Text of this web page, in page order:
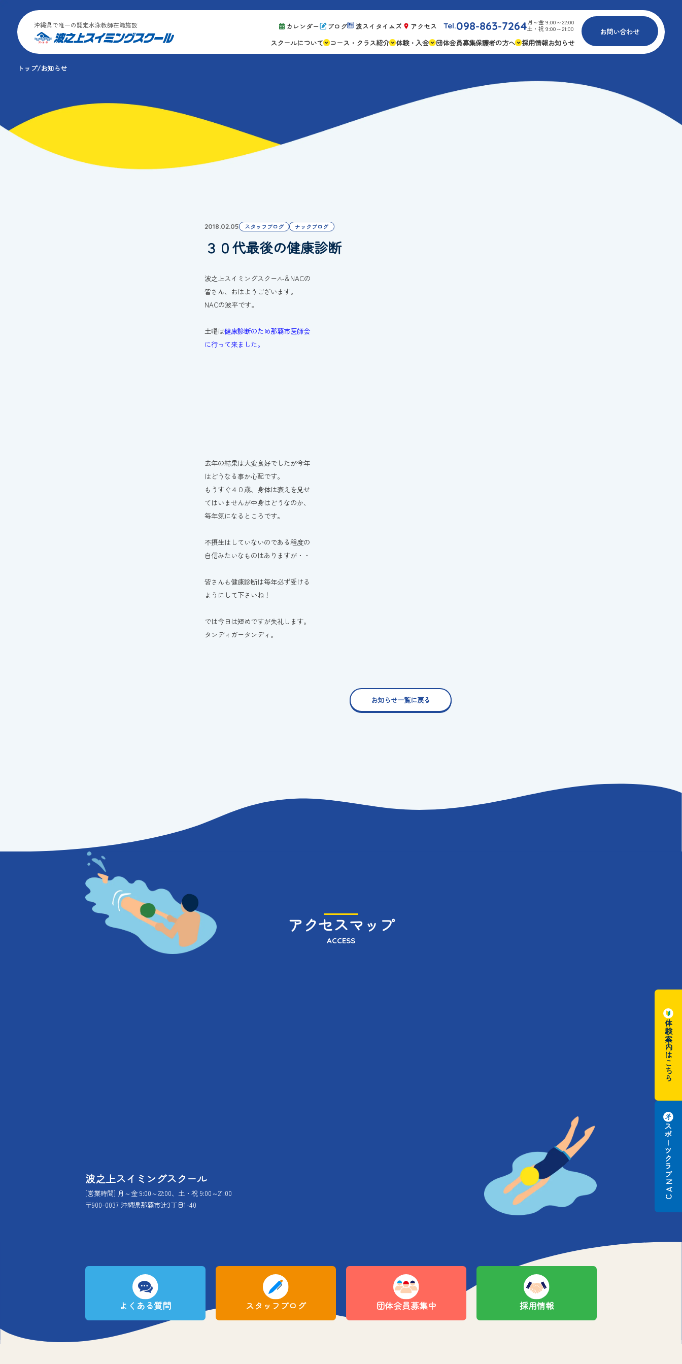
沖縄県で唯一の認定水泳教師在籍施設 カレンダー ブログ 波スイタイムズ アクセス Tel.098-863-7264月～金 9:00～22:00
土・祝 9:00～21:00
お問い合わせ
スクールについて
コース・クラス紹介 体験・入会
キャンペーン情報
よくある質問
団体会員募集保護者の方へ
ゴールデンエイジ
採用情報お知らせ
トップ お知らせ
2018.02.05 スタッフブログ ナックブログ
３０代最後の健康診断
波之上スイミングスクール＆NACの
皆さん、おはようございます。
NACの波平です。
土曜は健康診断のため那覇市医師会
に行って来ました。
去年の結果は大変良好でしたが今年
はどうなる事か心配です。
もうすぐ４０歳、身体は衰えを見せ
てはいませんが中身はどうなのか、
毎年気になるところです。
不摂生はしていないのである程度の
自信みたいなものはありますが・・
皆さんも健康診断は毎年必ず受ける
ようにして下さいね！
では今日は短めですが失礼します。
タンディガータンディ。
お知らせ一覧に戻る
アクセスマップ
ACCESS
波之上スイミングスクール
[営業時間] 月～金 9:00～22:00、土・祝 9:00～21:00
〒900-0037 沖縄県那覇市辻3丁目1-40
よくある質問 スタッフブログ 団体会員募集中 採用情報
体験案内はこちら
スポーツクラブ
N
A
C